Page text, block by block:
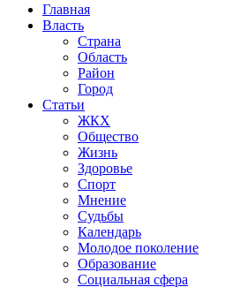
Главная
Власть
Страна
Область
Район
Город
Статьи
ЖКХ
Общество
Жизнь
Здоровье
Спорт
Мнение
Судьбы
Календарь
Молодое поколение
Образование
Социальная сфера